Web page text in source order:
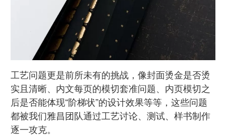
工艺问题更是前所未有的挑战，像封面烫金是否烫
实且清晰、内文每页的模切套准问题、内页模切之
后是否能体现“阶梯状”的设计效果等等，这些问题
都被我们雅昌团队通过工艺讨论、测试、样书制作
逐一攻克。